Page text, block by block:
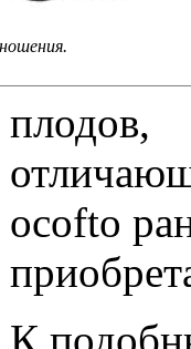
плодов,
ocofto